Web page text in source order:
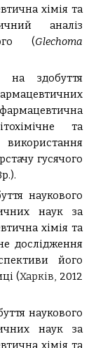
хімія та
аналіз
(Glechoma
на здобуття
та
використання
гусячого
наукового
наук за
хімія та
дослідження
його
(Харків, 2012
наукового
наук за
хімія та